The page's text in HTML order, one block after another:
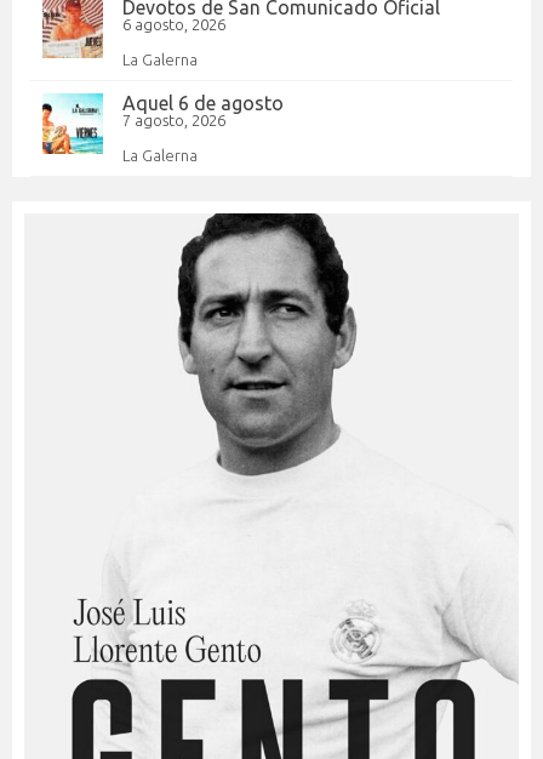
Devotos de San Comunicado Oficial
6 agosto, 2026
La Galerna
Aquel 6 de agosto
7 agosto, 2026
La Galerna